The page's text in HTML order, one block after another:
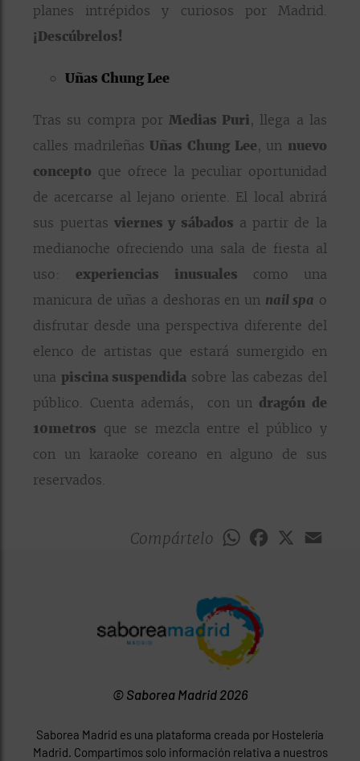
planes intrépidos y curiosos por Madrid.
¡Descúbrelos!
Uñas Chung Lee
Tras su compra por Medias Puri, llega a las
calles madrileñasUñas Chung Lee, un nuevo
concepto que ofrece la peculiar oportunidad
de acercarse al lejano oriente. El local abrirá
sus puertas viernes y sábados a partir de la
medianoche ofreciendo una sala de fiesta al
uso: experiencias inusuales como una
manicura de uñas a deshoras en un nail spa o
disfrutar desde una perspectiva diferente del
elenco de artistas que estará sumergido en
una piscina suspendida sobre las cabezas del
público. Cuenta además, con un dragón de
10metros que se mezcla entre el público y
con un karaoke coreano en alguno de sus
reservados.
Compártelo WhatsApp
Facebook
X
© Saborea Madrid 2026
Saborea Madrid es una plataforma creada por Hostelería
Madrid. Compartimos solo información relativa a nuestros